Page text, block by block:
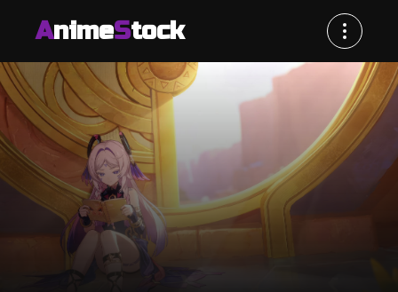
AnimeStock